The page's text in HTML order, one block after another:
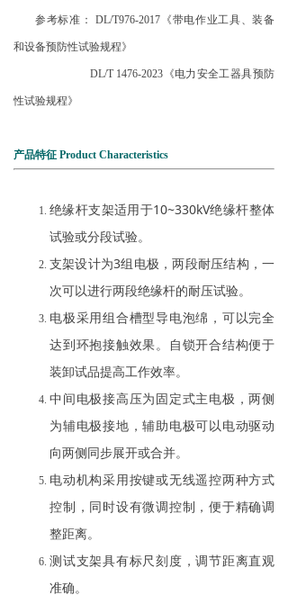
参考标准： DL/T976-2017《带电作业工具、装备
和设备预防性试验规程》
DL/T 1476-2023《电力安全工器具预防
性试验规程》
产品特征 Product Characteristics
绝缘杆支架适用于10~330kV绝缘杆整体
试验或分段试验。
支架设计为3组电极，两段耐压结构，一
次可以进行两段绝缘杆的耐压试验。
电极采用组合槽型导电泡绵，可以完全
达到环抱接触效果。自锁开合结构便于
装卸试品提高工作效率。
中间电极接高压为固定式主电极，两侧
为辅电极接地，辅助电极可以电动驱动
向两侧同步展开或合并。
电动机构采用按键或无线遥控两种方式
控制，同时设有微调控制，便于精确调
整距离。
测试支架具有标尺刻度，调节距离直观
准确。